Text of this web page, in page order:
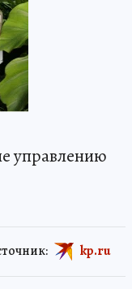
управлению
kp.ru